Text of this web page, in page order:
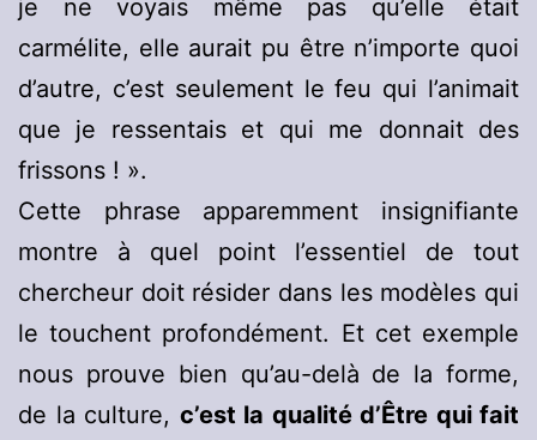
je ne voyais même pas qu’elle était
carmélite, elle aurait pu être n’importe quoi
d’autre, c’est seulement le feu qui l’animait
que je ressentais et qui me donnait des
frissons ! ».
Cette phrase apparemment insignifiante
montre à quel point l’essentiel de tout
chercheur doit résider dans les modèles qui
le touchent profondément. Et cet exemple
nous prouve bien qu’au-delà de la forme,
de la culture, c’est la qualité d’Être qui fait